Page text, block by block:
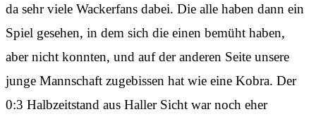
da sehr viele Wackerfans dabei. Die alle haben dann ein
Spiel gesehen, in dem sich die einen bemüht haben,
aber nicht konnten, und auf der anderen Seite unsere
junge Mannschaft zugebissen hat wie eine Kobra. Der
0:3 Halbzeitstand aus Haller Sicht war noch eher